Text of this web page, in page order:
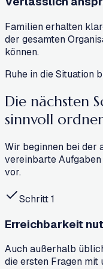
Familien erhalten
der gesamten
können.
Ruhe in die Situation
Die nächsten
sinnvoll
Wir beginnen bei der
vereinbarte
vor.
Schritt1
Erreichbarkeit
Auch außerhalb
die ersten Fragen mit